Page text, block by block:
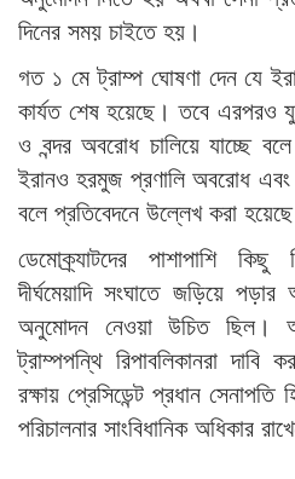
দিনের সময় চাইতে হয়।
গত ১ মে ট্রাম্প ঘোষণা দেন যে
কার্যত শেষ হয়েছে। তবে এরপরও
ও বন্দর অবরোধ চালিয়ে যাচ্ছে
ইরানও হরমুজ প্রণালি অবরোধ এবং
বলে প্রতিবেদনে উল্লেখ করা
ডেমোক্র্যাটদের পাশাপাশি
দীর্ঘমেয়াদি সংঘাতে জড়িয়ে
অনুমোদন নেওয়া উচিত ছিল।
ট্রাম্পপন্থি রিপাবলিকানরা দাবি
রক্ষায় প্রেসিডেন্ট প্রধান সেনাপতি
পরিচালনার সাংবিধানিক অধিকার